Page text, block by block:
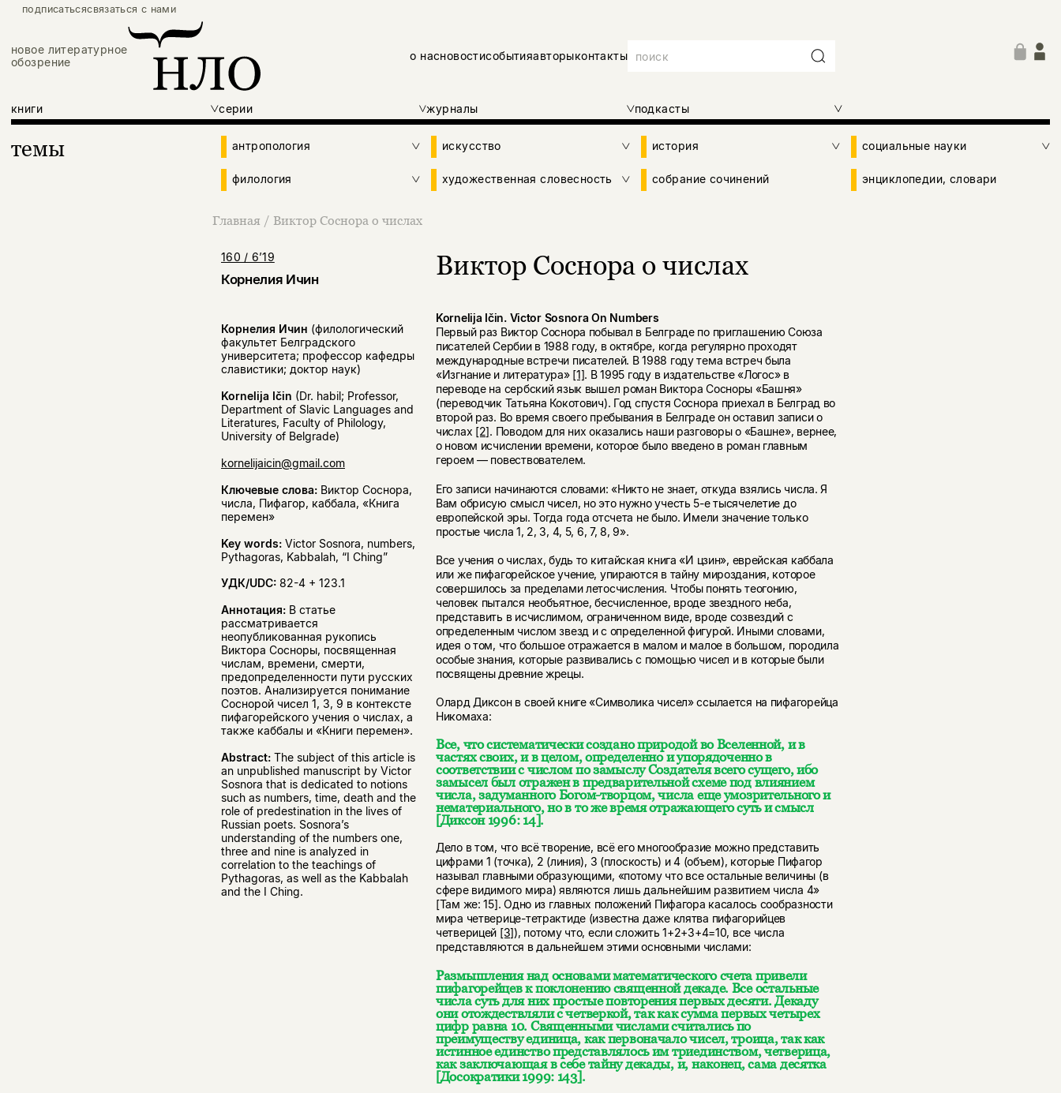
подписатьсясвязаться с нами
новое литературное
обозрение
о насновостисобытияавторыконтакты
книги серии журналы подкасты
темы антропология искусство история социальные науки
филология художественная словесность собрание сочинений энциклопедии, словари
Главная / Виктор Соснора о числах
160 / 6’19
Корнелия Ичин Виктор Соснора о числах
Корнелия Ичин (филологический
факультет Белградского
университета; профессор кафедры
славистики; доктор наук)
Kornelija Ičin (Dr. habil; Professor,
Department of Slavic Languages and
Literatures, Faculty of Philology,
University of Belgrade)
kornelijaicin@gmail.com
Ключевые слова:Виктор Соснора,
числа, Пифагор, каббала, «Книга
перемен»
Key words:Victor Sosnora, numbers,
Pythagoras, Kabbalah, “I Ching”
УДК/UDC:82-4 + 123.1
Аннотация:В статье
рассматривается
неопубликованная рукопись
Виктора Сосноры, посвященная
числам, времени, смерти,
предопределенности пути русских
поэтов. Анализируется понимание
Соснорой чисел 1, 3, 9 в контексте
пифагорейского учения о числах, а
также каббалы и «Книги перемен».
Abstract:The subject of this article is
an unpublished manuscript by Victor
Sosnora that is dedicated to notions
such as numbers, time, death and the
role of predestination in the lives of
Russian poets. Sosnora’s
understanding of the numbers one,
three and nine is analyzed in
correlation to the teachings of
Pythagoras, as well as the Kabbalah
and the I Ching.
Kornelija Ičin. Victor Sosnora On Numbers
Первый раз Виктор Соснора побывал в Белграде по приглашению Союза
писателей Сербии в 1988 году, в октябре, когда регулярно проходят
международные встречи писателей. В 1988 году тема встреч была
«Изгнание и литература» [1]. В 1995 году в издательстве «Логос» в
переводе на сербский язык вышел роман Виктора Сосноры «Башня»
(переводчик Татьяна Кокотович). Год спустя Соснора приехал в Белград во
второй раз. Во время своего пребывания в Белграде он оставил записи о
числах [2]. Поводом для них оказались наши разговоры о «Башне», вернее,
о новом исчислении времени, которое было введено в роман главным
героем — повествователем.
Его записи начинаются словами: «Никто не знает, откуда взялись числа. Я
Вам обрисую смысл чисел, но это нужно учесть 5-е тысячелетие до
европейской эры. Тогда года отсчета не было. Имели значение только
простые числа 1, 2, 3, 4, 5, 6, 7, 8, 9».
Все учения о числах, будь то китайская книга «И цзин», еврейская каббала
или же пифагорейское учение, упираются в тайну мироздания, которое
совершилось за пределами летосчисления. Чтобы понять теогонию,
человек пытался необъятное, бесчисленное, вроде звездного неба,
представить в исчислимом, ограниченном виде, вроде созвездий с
определенным числом звезд и с определенной фигурой. Иными словами,
идея о том, что большое отражается в малом и малое в большом, породила
особые знания, которые развивались с помощью чисел и в которые были
посвящены древние жрецы.
Олард Диксон в своей книге «Символика чисел» ссылается на пифагорейца
Никомаха:
Все, что систематически создано природой во Вселенной, и в
частях своих, и в целом, определенно и упорядоченно в
соответствии с числом по замыслу Создателя всего сущего, ибо
замысел был отражен в предварительной схеме под влиянием
числа, задуманного Богом-творцом, числа еще умозрительного и
нематериального, но в то же время отражающего суть и смысл
[Диксон 1996: 14].
Дело в том, что всё творение, всё его многообразие можно представить
цифрами 1 (точка), 2 (линия), 3 (плоскость) и 4 (объем), которые Пифагор
называл главными образующими, «потому что все остальные величины (в
сфере видимого мира) являются лишь дальнейшим развитием числа 4»
[Там же: 15]. Одно из главных положений Пифагора касалось сообразности
мира четверице-тетрактиде (известна даже клятва пифагорийцев
четверицей [3]), потому что, если сложить 1+2+3+4=10, все числа
представляются в дальнейшем этими основными числами:
Размышления над основами математического счета привели
пифагорейцев к поклонению священной декаде. Все остальные
числа суть для них простые повторения первых десяти. Декаду
они отождествляли с четверкой, так как сумма первых четырех
цифр равна 10. Священными числами считались по
преимуществу единица, как первоначало чисел, троица, так как
истинное единство представлялось им триединством, четверица,
как заключающая в себе тайну декады, и, наконец, сама десятка
[Досократики 1999: 143].